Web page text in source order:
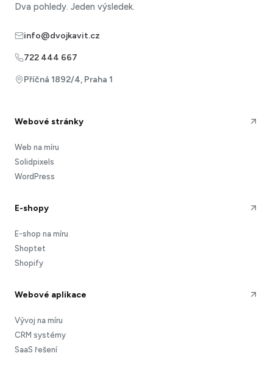
Dva pohledy. Jeden výsledek.
info@dvojkavit.cz
722 444 667
Příčná 1892/4, Praha 1
Webové stránky
Web na míru
Solidpixels
WordPress
E-shopy
E-shop na míru
Shoptet
Shopify
Webové aplikace
Vývoj na míru
CRM systémy
SaaS řešení